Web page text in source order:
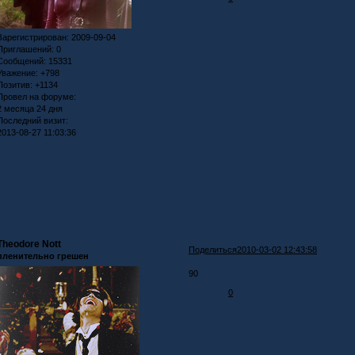
: 2009-09-04
0
15331
+798
+1134
на форуме:
месяца 24 дня
визит:
08-27 11:03:36
Поделиться2010-03-02 12:43:58
Nott
грешен
90
0